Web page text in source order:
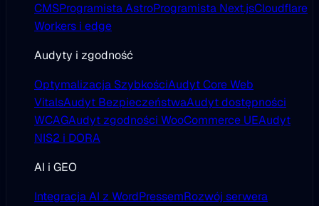
CMSProgramista AstroProgramista Next.jsCloudflare
Workers i edge
Audyty i zgodność
Optymalizacja SzybkościAudyt Core Web
VitalsAudyt BezpieczeństwaAudyt dostępności
WCAGAudyt zgodności WooCommerce UEAudyt
NIS2 i DORA
AI i GEO
Integracja AI z WordPressemRozwój serwera